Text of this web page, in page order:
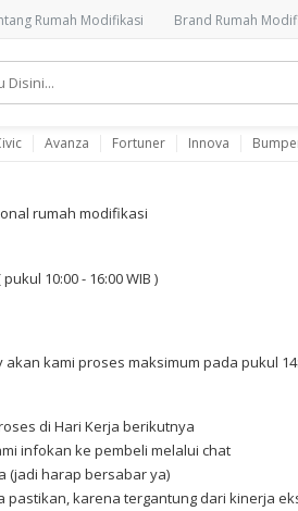
Rumah Modifikasi Brand Rumah
Avanza Fortuner Innova
rumah modifikasi
10:00 - 16:00 WIB )
kami proses maksimum pada pukul
di Hari Kerja berikutnya
infokan ke pembeli melalui chat
(jadi harap bersabar ya)
pastikan, karena tergantung dari kinerja